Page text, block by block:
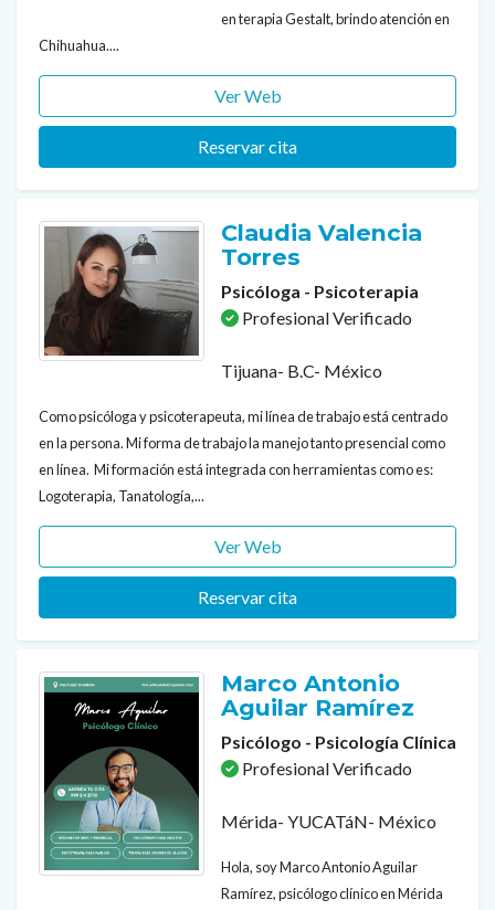
en terapia Gestalt, brindo atención en
Chihuahua....
Ver Web
Reservar cita
Claudia Valencia
Torres
Psicóloga - Psicoterapia
Profesional Verificado
Tijuana- B.C- México
Como psicóloga y psicoterapeuta, mi línea de trabajo está centrado
en la persona. Mi forma de trabajo la manejo tanto presencial como
en línea. Mi formación está integrada con herramientas como es:
Logoterapia, Tanatología,...
Ver Web
Reservar cita
Marco Antonio
Aguilar Ramírez
Psicólogo - Psicología Clínica
Profesional Verificado
Mérida- YUCATáN- México
Hola, soy Marco Antonio Aguilar
Ramírez, psicólogo clínico en Mérida